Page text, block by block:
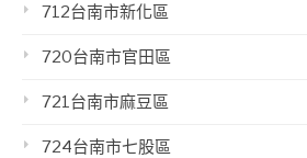
712台南市新化區
720台南市官田區
721台南市麻豆區
724台南市七股區